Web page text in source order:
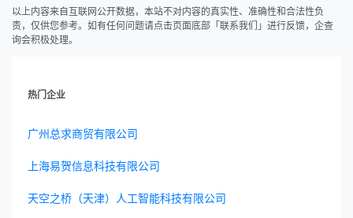
以上内容来自互联网公开数据，本站不对内容的真实性、准确性和合法性负
责，仅供您参考。如有任何问题请点击页面底部「联系我们」进行反馈，企查
询会积极处理。
热门企业
广州总求商贸有限公司
上海易贺信息科技有限公司
天空之桥（天津）人工智能科技有限公司